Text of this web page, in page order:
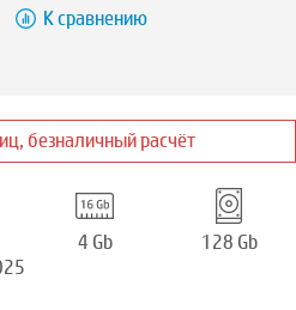
К сравнению
безналичный расчёт
4 Gb 128 Gb